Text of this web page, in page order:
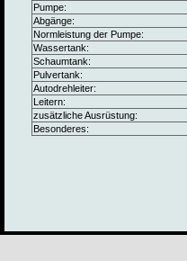
Pumpe:
Abgänge:
Normleistung der Pumpe:
Wassertank:
Schaumtank:
Pulvertank:
Autodrehleiter:
Leitern:
zusätzliche Ausrüstung:
Besonderes: